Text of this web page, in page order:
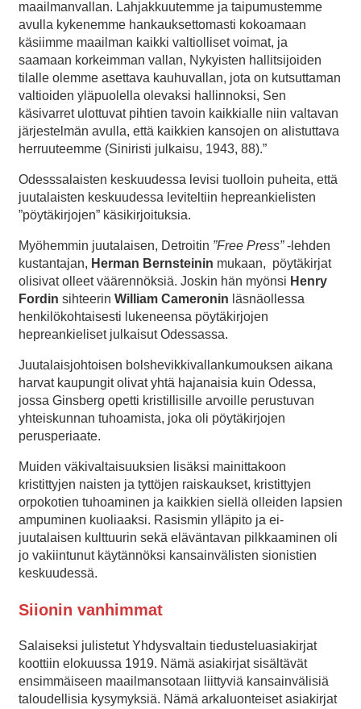
maailmanvallan. Lahjakkuutemme ja taipumustemme
avulla kykenemme hankauksettomasti kokoamaan
käsiimme maailman kaikki valtiolliset voimat, ja
saamaan korkeimman vallan, Nykyisten hallitsijoiden
tilalle olemme asettava kauhuvallan, jota on kutsuttaman
valtioiden yläpuolella olevaksi hallinnoksi, Sen
käsivarret ulottuvat pihtien tavoin kaikkialle niin valtavan
järjestelmän avulla, että kaikkien kansojen on alistuttava
herruuteemme (Siniristi julkaisu, 1943, 88).”
Odesssalaisten keskuudessa levisi tuolloin puheita, että
juutalaisten keskuudessa leviteltiin hepreankielisten
”pöytäkirjojen” käsikirjoituksia.
Myöhemmin juutalaisen, Detroitin ”Free Press”-lehden
kustantajan, Herman Bernsteinin mukaan, pöytäkirjat
olisivat olleet väärennöksiä. Joskin hän myönsi Henry
Fordin sihteerin William Cameronin läsnäollessa
henkilökohtaisesti lukeneensa pöytäkirjojen
hepreankieliset julkaisut Odessassa.
Juutalaisjohtoisen bolshevikkivallankumouksen aikana
harvat kaupungit olivat yhtä hajanaisia kuin Odessa,
jossa Ginsberg opetti kristillisille arvoille perustuvan
yhteiskunnan tuhoamista, joka oli pöytäkirjojen
perusperiaate.
Muiden väkivaltaisuuksien lisäksi mainittakoon
kristittyjen naisten ja tyttöjen raiskaukset, kristittyjen
orpokotien tuhoaminen ja kaikkien siellä olleiden lapsien
ampuminen kuoliaaksi. Rasismin ylläpito ja ei-
juutalaisen kulttuurin sekä eläväntavan pilkkaaminen oli
jo vakiintunut käytännöksi kansainvälisten sionistien
keskuudessä.
Siionin vanhimmat
Salaiseksi julistetut Yhdysvaltain tiedusteluasiakirjat
koottiin elokuussa 1919. Nämä asiakirjat sisältävät
ensimmäiseen maailmansotaan liittyviä kansainvälisiä
taloudellisia kysymyksiä. Nämä arkaluonteiset asiakirjat